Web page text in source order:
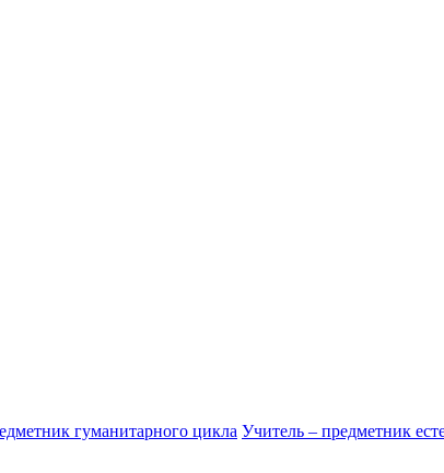
гуманитарного цикла Учитель – предметник